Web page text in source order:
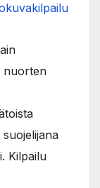
nuorten
Kilpailu